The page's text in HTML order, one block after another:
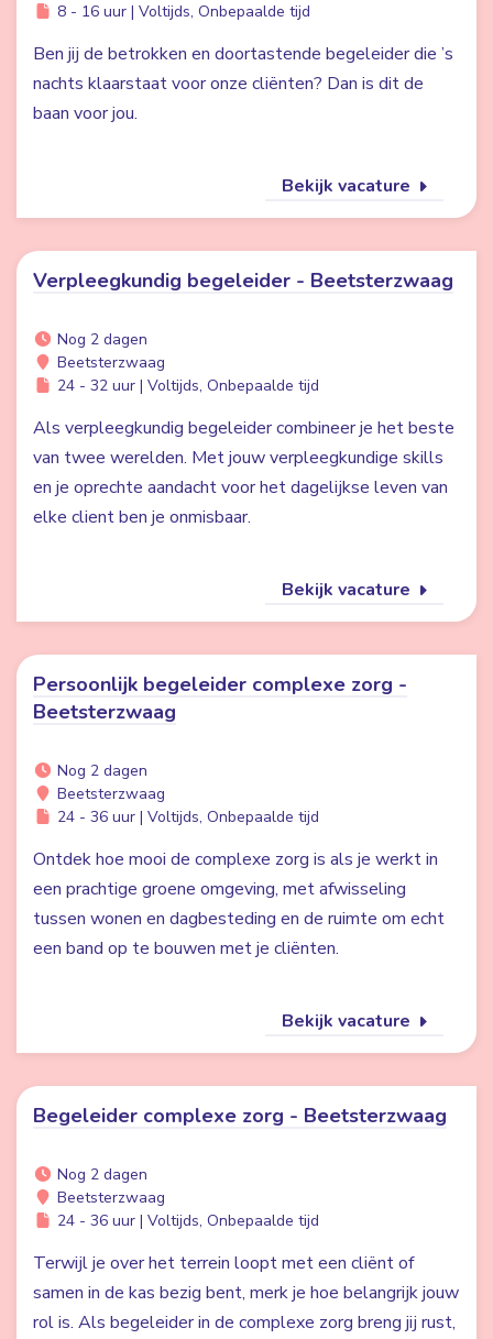
8 - 16 uur | Voltijds, Onbepaalde tijd
Ben jij de betrokken en doortastende begeleider die ’s
nachts klaarstaat voor onze cliënten? Dan is dit de
baan voor jou.
Bekijk vacature
Verpleegkundig begeleider - Beetsterzwaag
Nog 2 dagen
Beetsterzwaag
24 - 32 uur | Voltijds, Onbepaalde tijd
Als verpleegkundig begeleider combineer je het beste
van twee werelden. Met jouw verpleegkundige skills
en je oprechte aandacht voor het dagelijkse leven van
elke client ben je onmisbaar.
Bekijk vacature
Persoonlijk begeleider complexe zorg -
Beetsterzwaag
Nog 2 dagen
Beetsterzwaag
24 - 36 uur | Voltijds, Onbepaalde tijd
Ontdek hoe mooi de complexe zorg is als je werkt in
een prachtige groene omgeving, met afwisseling
tussen wonen en dagbesteding en de ruimte om echt
een band op te bouwen met je cliënten.
Bekijk vacature
Begeleider complexe zorg - Beetsterzwaag
Nog 2 dagen
Beetsterzwaag
24 - 36 uur | Voltijds, Onbepaalde tijd
Terwijl je over het terrein loopt met een cliënt of
samen in de kas bezig bent, merk je hoe belangrijk jouw
rol is. Als begeleider in de complexe zorg breng jij rust,